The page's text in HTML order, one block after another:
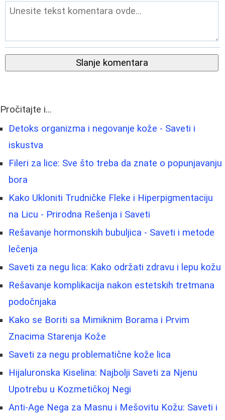
Slanje komentara
Pročitajte i...
Detoks organizma i negovanje kože - Saveti i
iskustva
Fileri za lice: Sve što treba da znate o popunjavanju
bora
Kako Ukloniti Trudničke Fleke i Hiperpigmentaciju
na Licu - Prirodna Rešenja i Saveti
Rešavanje hormonskih bubuljica - Saveti i metode
lečenja
Saveti za negu lica: Kako održati zdravu i lepu kožu
Rešavanje komplikacija nakon estetskih tretmana
podočnjaka
Kako se Boriti sa Mimiknim Borama i Prvim
Znacima Starenja Kože
Saveti za negu problematične kože lica
Hijaluronska Kiselina: Najbolji Saveti za Njenu
Upotrebu u Kozmetičkoj Negi
Anti-Age Nega za Masnu i Mešovitu Kožu: Saveti i